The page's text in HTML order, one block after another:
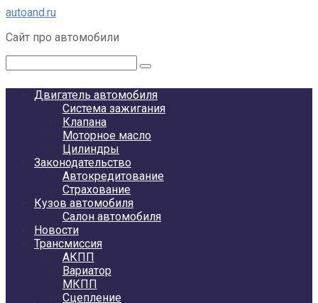
Перейти
контенту
autoand.ru
Сайт про автомобили
Двигатель автомобиля
Система зажигания
Клапана
Моторное масло
Цилиндры
Законодательство
Автокредитование
Страхование
Кузов автомобиля
Салон автомобиля
Новости
Трансмиссия
АКПП
Вариатор
МКПП
Сцепление